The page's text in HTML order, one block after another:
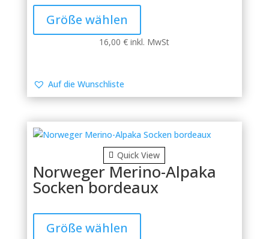
Größe wählen
mehrere
Optionen
auf
der
Produktseite
gewählt
werden
16,00€ inkl. MwSt
Auf die Wunschliste
Quick View
Norweger Merino-Alpaka
Socken bordeaux
Größe wählen